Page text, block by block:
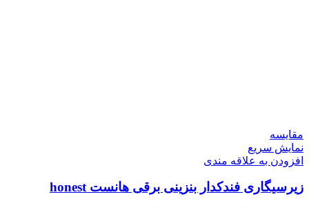
مقايسه
نمایش سریع
افزودن به علاقه مندی
زیرسیگاری فندکدار بنزینی برقی هانست honest